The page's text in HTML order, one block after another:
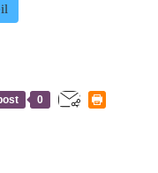
0